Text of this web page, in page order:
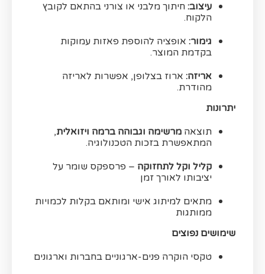
עיצוב: חיתוך מלבני או צורני בהתאם לקובץ
הלקוח.
גימור: אופציה להוספת פאזות עמוקות
בקדמת המוצר.
אריזה: ארוז בצלופן, אפשרות לאריזה
מהודרת.
יתרונות
תוצאה מרשימה וגבוהה ברמה ויזואלית,
המתאפשרת בזכות הטכנולוגיה.
קליל וקל לתחזוקה – פרספקס שומר על
יציבותו לאורך זמן
מתאים למיתוג אישי ומותאם בקלות לכמויות
ממותגות
שימושים נפוצים
טקסי הוקרה פנים-ארגוניים בחברות וארגונים